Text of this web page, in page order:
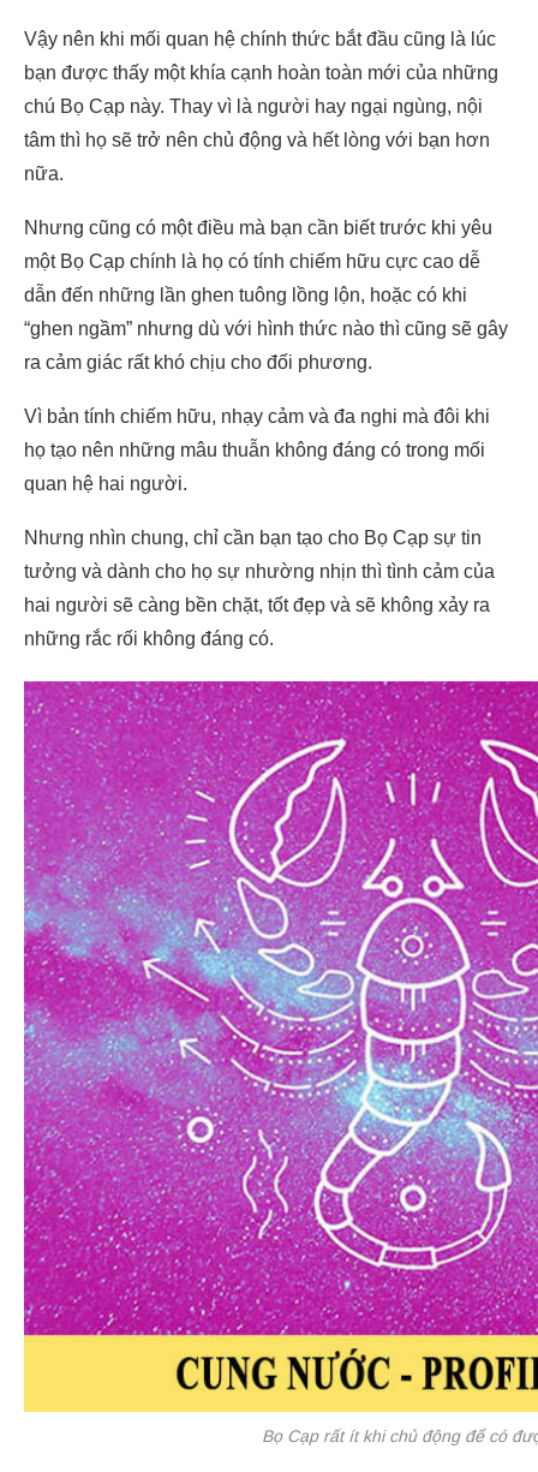
Vậy nên khi mối quan hệ chính thức bắt đầu cũng là lúc
bạn được thấy một khía cạnh hoàn toàn mới của những
chú Bọ Cạp này. Thay vì là người hay ngại ngùng, nội
tâm thì họ sẽ trở nên chủ động và hết lòng với bạn hơn
nữa.
Nhưng cũng có một điều mà bạn cần biết trước khi yêu
một Bọ Cạp chính là họ có tính chiếm hữu cực cao dễ
dẫn đến những lần ghen tuông lồng lộn, hoặc có khi
“ghen ngầm” nhưng dù với hình thức nào thì cũng sẽ gây
ra cảm giác rất khó chịu cho đối phương.
Vì bản tính chiếm hữu, nhạy cảm và đa nghi mà đôi khi
họ tạo nên những mâu thuẫn không đáng có trong mối
quan hệ hai người.
Nhưng nhìn chung, chỉ cần bạn tạo cho Bọ Cạp sự tin
tưởng và dành cho họ sự nhường nhịn thì tình cảm của
hai người sẽ càng bền chặt, tốt đẹp và sẽ không xảy ra
những rắc rối không đáng có.
Bọ Cạp rất ít khi chủ động để có